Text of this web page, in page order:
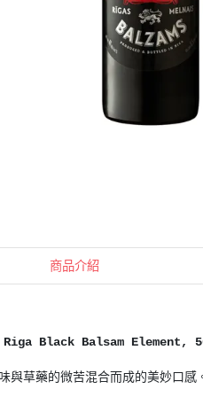
商品介紹
Riga Black Balsam Element,
與草藥的微苦混合而成的美妙口感